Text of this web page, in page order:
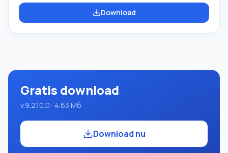
ABC.NET-programmeringssystemet er at studere og
undervise i moderne programmeringssprog. Funktioner
Download
Gratis download
v.9.2.10.0 · 4.63 Mб
Download nu